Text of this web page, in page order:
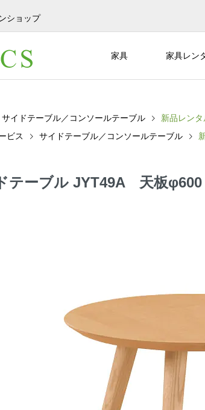
ショップ
家具 家具レン
サイドテーブル／コンソールテーブル
新品レン
ビス
サイドテーブル／コンソールテーブル
テーブル JYT49A 天板